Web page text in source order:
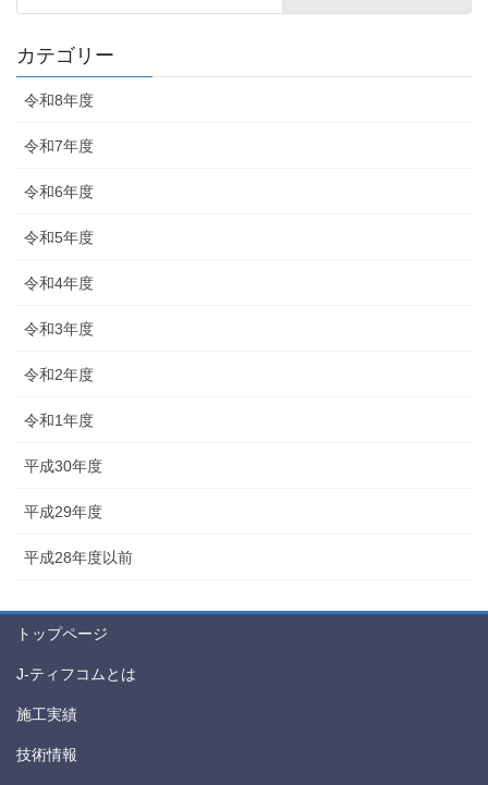
カテゴリー
令和8年度
令和7年度
令和6年度
令和5年度
令和4年度
令和3年度
令和2年度
令和1年度
平成30年度
平成29年度
平成28年度以前
トップページ
J-ティフコムとは
施工実績
技術情報